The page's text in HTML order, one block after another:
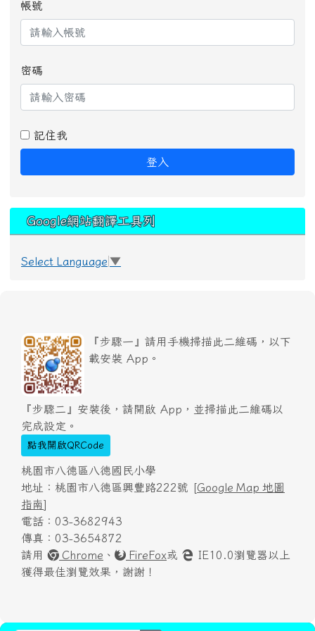
帳號
密碼
記住我
登入
Google網站翻譯工具列
Select Language ▼
『步驟一』請用手機掃描此二維碼，以下
載安裝 App。
『步驟二』安裝後，請開啟 App，並掃描此二維碼以
完成設定。
點我開啟QRCode
桃園市八德區八德國民小學
地址：桃園市八德區興豐路222號 [Google Map 地圖
指南]
電話：03-3682943
傳真：03-3654872
請用
Chrome 、 FireFox或
IE10.0瀏覽器以上
獲得最佳瀏覽效果，謝謝！